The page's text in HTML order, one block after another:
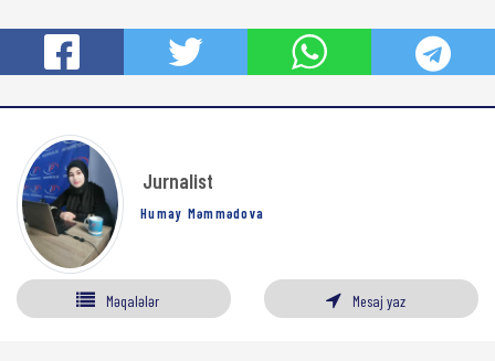
Jurnalist
Humay Məmmədova
Məqalələr Mesaj yaz